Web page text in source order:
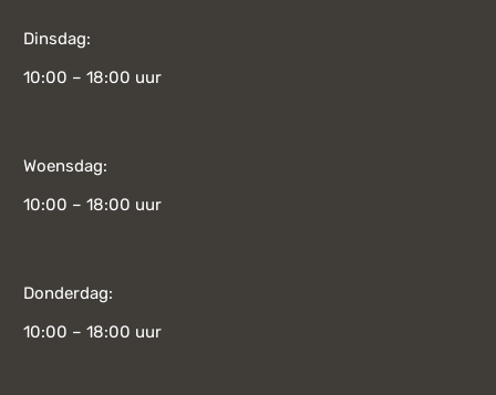
Dinsdag:
10:00 – 18:00 uur
Woensdag:
10:00 – 18:00 uur
Donderdag:
10:00 – 18:00 uur